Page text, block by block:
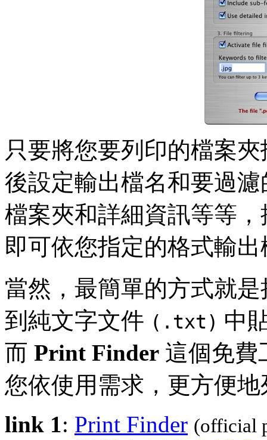
只要將您要列印的檔案
後設定輸出檔名和要過
檔案夾和詳細資訊等等
即可依您指定的格式輸
當然，最簡單的方式就
到純文字文件 (.txt) 中
而 Print Finder 這個免費
您依使用需求，更方便
link 1: Print Finder (official